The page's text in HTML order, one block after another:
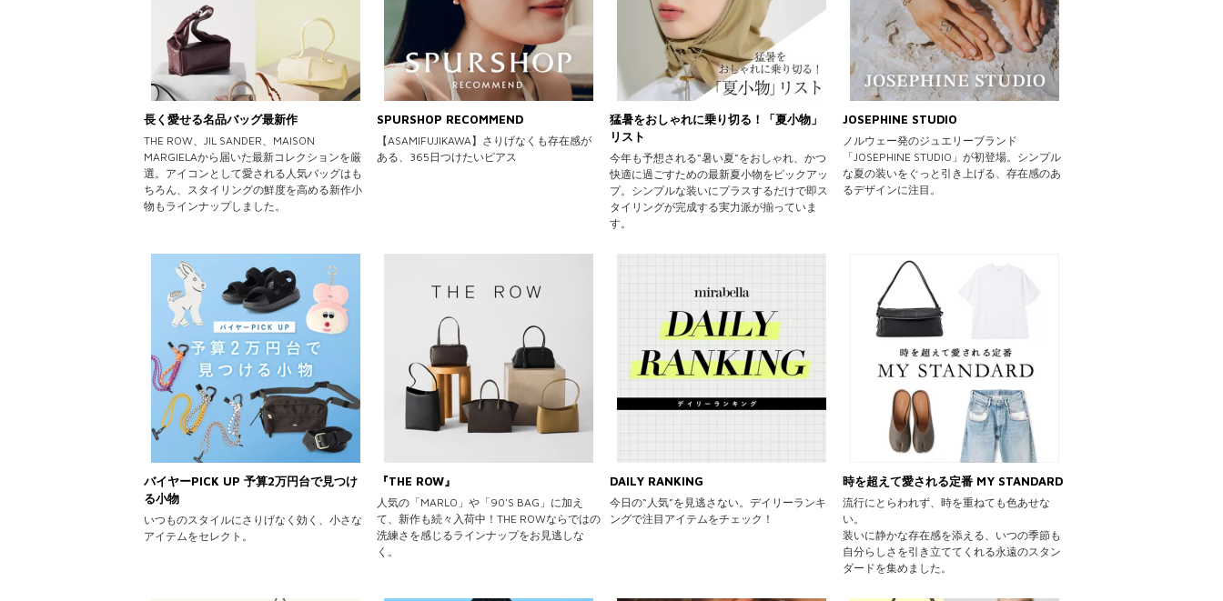
長く愛せる名品バッグ最新作
THE ROW、JIL SANDER、MAISON
MARGIELAから届いた最新コレクションを厳
選。アイコンとして愛される人気バッグはも
ちろん、スタイリングの鮮度を高める新作小
物もラインナップしました。
SPURSHOP RECOMMEND
【ASAMIFUJIKAWA】さりげなくも存在感が
ある、365日つけたいピアス
猛暑をおしゃれに乗り切る！「夏小物」
リスト
今年も予想される“暑い夏”をおしゃれ、かつ
快適に過ごすための最新夏小物をピックアッ
プ。シンプルな装いにプラスするだけで即ス
タイリングが完成する実力派が揃っていま
す。
JOSEPHINE STUDIO
ノルウェー発のジュエリーブランド
「JOSEPHINE STUDIO」が初登場。シンプル
な夏の装いをぐっと引き上げる、存在感のあ
るデザインに注目。
バイヤーPICK UP 予算2万円台で見つけ
る小物
いつものスタイルにさりげなく効く、小さな
アイテムをセレクト。
『THE ROW』
人気の「MARLO」や「90'S BAG」に加え
て、新作も続々入荷中！THE ROWならではの
洗練さを感じるラインナップをお見逃しな
く。
DAILY RANKING
今日の“人気”を見逃さない。デイリーランキ
ングで注目アイテムをチェック！
時を超えて愛される定番 MY STANDARD
流行にとらわれず、時を重ねても色あせな
い。
装いに静かな存在感を添える、いつの季節も
自分らしさを引き立ててくれる永遠のスタン
ダードを集めました。